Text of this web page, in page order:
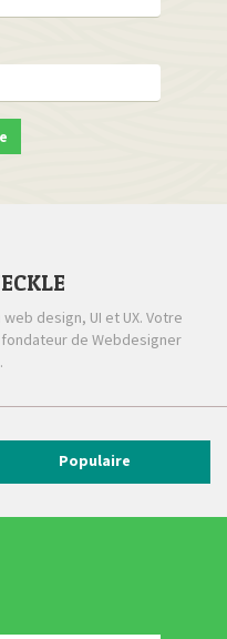
design, UI et UX. Votre
de Webdesigner
Populaire